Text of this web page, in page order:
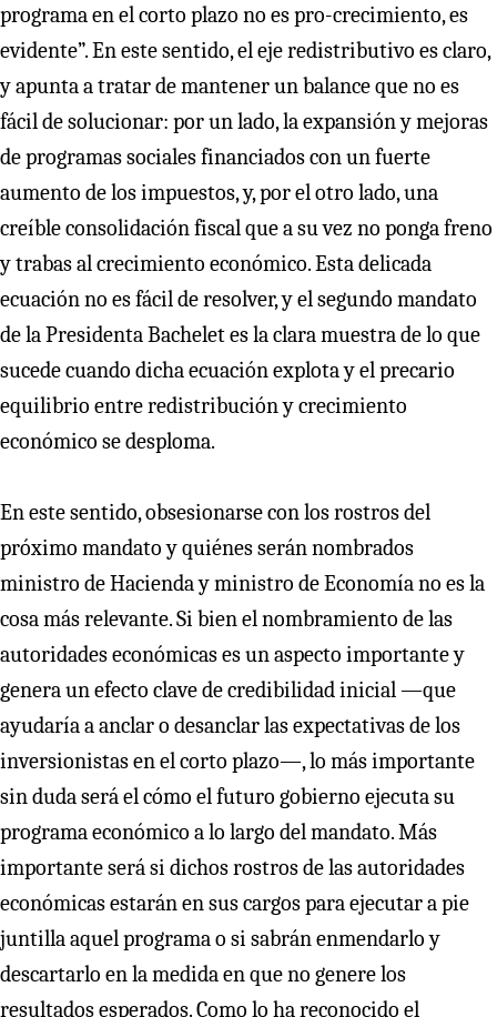
programa en el corto plazo no es pro-crecimiento, es
evidente”. En este sentido, el eje redistributivo es claro,
y apunta a tratar de mantener un balance que no es
fácil de solucionar: por un lado, la expansión y mejoras
de programas sociales financiados con un fuerte
aumento de los impuestos, y, por el otro lado, una
creíble consolidación fiscal que a su vez no ponga freno
y trabas al crecimiento económico. Esta delicada
ecuación no es fácil de resolver, y el segundo mandato
de la Presidenta Bachelet es la clara muestra de lo que
sucede cuando dicha ecuación explota y el precario
equilibrio entre redistribución y crecimiento
económico se desploma.
En este sentido, obsesionarse con los rostros del
próximo mandato y quiénes serán nombrados
ministro de Hacienda y ministro de Economía no es la
cosa más relevante. Si bien el nombramiento de las
autoridades económicas es un aspecto importante y
genera un efecto clave de credibilidad inicial —que
ayudaría a anclar o desanclar las expectativas de los
inversionistas en el corto plazo—, lo más importante
sin duda será el cómo el futuro gobierno ejecuta su
programa económico a lo largo del mandato. Más
importante será si dichos rostros de las autoridades
económicas estarán en sus cargos para ejecutar a pie
juntilla aquel programa o si sabrán enmendarlo y
descartarlo en la medida en que no genere los
resultados esperados. Como lo ha reconocido el